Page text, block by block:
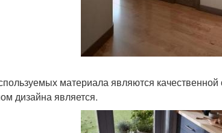
материала являются
дизайна является.